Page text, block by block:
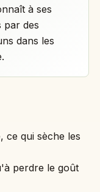
à ses
par des
dans les
ce qui sèche les
perdre le goût